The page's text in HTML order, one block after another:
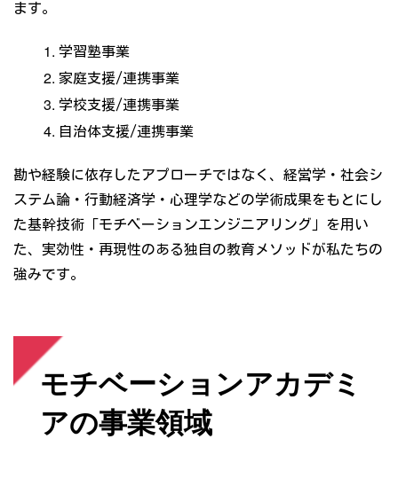
ます。
学習塾事業
家庭支援/連携事業
学校支援/連携事業
自治体支援/連携事業
勘や経験に依存したアプローチではなく、経営学・社会シ
ステム論・行動経済学・心理学などの学術成果をもとにし
た基幹技術「モチベーションエンジニアリング」を用い
た、実効性・再現性のある独自の教育メソッドが私たちの
強みです。
モチベーションアカデミ
アの事業領域